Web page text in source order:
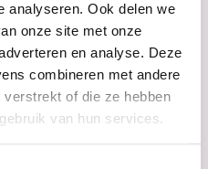
analyseren. Ook delen we
onze site met onze
en analyse. Deze
combineren met andere
of die ze hebben
van hun services.
healthy, hair
and cleansing
for healthy hair, scalp
helps retain moisture in
hair and split ends.